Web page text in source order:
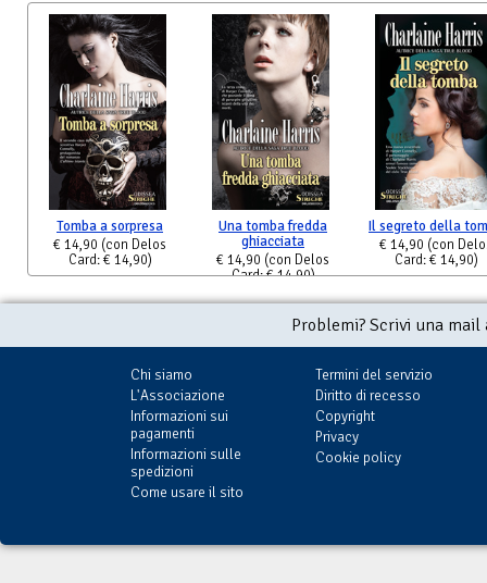
Tomba a sorpresa
€ 14,90 (con Delos
Card: € 14,90)
Una tomba fredda
ghiacciata
€ 14,90 (con Delos
Card: € 14,90)
Il segreto della
€ 14,90 (con
Card: € 14,90)
Problemi? Scrivi una
Chi siamo
L'Associazione
Informazioni sui
pagamenti
Informazioni sulle
spedizioni
Come usare il sito
Termini del servizio
Diritto di recesso
Copyright
Privacy
Cookie policy